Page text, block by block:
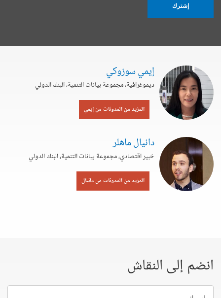
إشترك
إيمي سوزوكي
ديموغرافية، مجموعة بيانات التنمية، البنك الدولي
المزيد من المدونات من إيمي
دانيال ماهلر
خبير اقتصادي، مجموعة بيانات التنمية، البنك الدولي
المزيد من المدونات من دانيال
انضم إلى النقاش
إسمك